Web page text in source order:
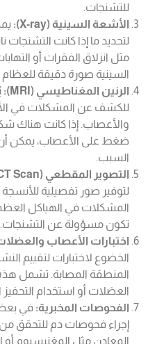
للتشنجات.
الأشعة السينية (X-ray):
لتحديد ما إذا كانت
مثل انزلاق الفقرات أو
السينية صورة دقيقة
الرنين المغناطيسي (MRI):
للكشف عن المشكلات في
والأعصاب. إذا كانت هناك
ضغط على الأعصاب، يمكن
السبب.
التصوير المقطعي (CT Scan):
لتوفير صور تفصيلية
المشكلات في الهياكل
تكون مسؤولة عن التشنجات.
اختبارات الأعصاب
الخضوع لاختبارات لتقييم
المنطقة المصابة. تشمل
العضلات أو استخدام التحفيز
الفحوصات المخبرية: في
إجراء فحوصات دم للتحقق
المعادن مثل المغنيسيوم أو